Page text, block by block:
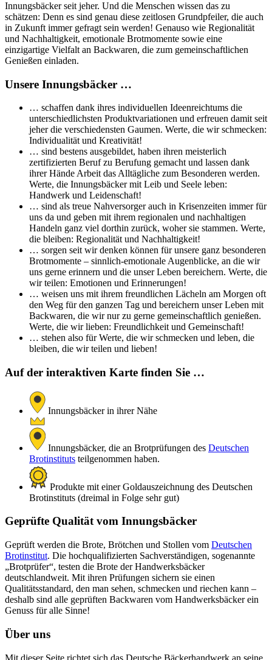
Innungsbäcker seit jeher. Und die Menschen wissen das zu
schätzen: Denn es sind genau diese zeitlosen Grundpfeiler, die auch
in Zukunft immer gefragt sein werden! Genauso wie Regionalität
und Nachhaltigkeit, emotionale Brotmomente sowie eine
einzigartige Vielfalt an Backwaren, die zum gemeinschaftlichen
Genießen einladen.
Unsere Innungsbäcker …
… schaffen dank ihres individuellen Ideenreichtums die
unterschiedlichsten Produktvariationen und erfreuen damit seit
jeher die verschiedensten Gaumen. Werte, die wir schmecken:
Individualität und Kreativität!
… sind bestens ausgebildet, haben ihren meisterlich
zertifizierten Beruf zu Berufung gemacht und lassen dank
ihrer Hände Arbeit das Alltägliche zum Besonderen werden.
Werte, die Innungsbäcker mit Leib und Seele leben:
Handwerk und Leidenschaft!
… sind als treue Nahversorger auch in Krisenzeiten immer für
uns da und geben mit ihrem regionalen und nachhaltigen
Handeln ganz viel dorthin zurück, woher sie stammen. Werte,
die bleiben: Regionalität und Nachhaltigkeit!
… sorgen seit wir denken können für unsere ganz besonderen
Brotmomente – sinnlich-emotionale Augenblicke, an die wir
uns gerne erinnern und die unser Leben bereichern. Werte, die
wir teilen: Emotionen und Erinnerungen!
… weisen uns mit ihrem freundlichen Lächeln am Morgen oft
den Weg für den ganzen Tag und bereichern unser Leben mit
Backwaren, die wir nur zu gerne gemeinschaftlich genießen.
Werte, die wir lieben: Freundlichkeit und Gemeinschaft!
… stehen also für Werte, die wir schmecken und leben, die
bleiben, die wir teilen und lieben!
Auf der interaktiven Karte finden Sie …
Innungsbäcker in ihrer Nähe
Innungsbäcker, die an Brotprüfungen des Deutschen
Brotinstituts teilgenommen haben.
Produkte mit einer Goldauszeichnung des Deutschen
Brotinstituts (dreimal in Folge sehr gut)
Geprüfte Qualität vom Innungsbäcker
Geprüft werden die Brote, Brötchen und Stollen vom Deutschen
Brotinstitut. Die hochqualifizierten Sachverständigen, sogenannte
„Brotprüfer“, testen die Brote der Handwerksbäcker
deutschlandweit. Mit ihren Prüfungen sichern sie einen
Qualitätsstandard, den man sehen, schmecken und riechen kann –
deshalb sind alle geprüften Backwaren vom Handwerksbäcker ein
Genuss für alle Sinne!
Über uns
Mit dieser Seite richtet sich das Deutsche Bäckerhandwerk an seine